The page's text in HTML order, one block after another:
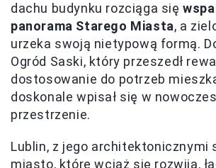
dachu budynku rozciąga się
panorama Starego Miasta, a
urzeka swoją nietypową formą.
Ogród Saski, który przeszedł
dostosowanie do potrzeb
doskonale wpisał się w
przestrzenie.
Lublin, z jego architektonicznymi
miasto, które wciąż się rozwija,